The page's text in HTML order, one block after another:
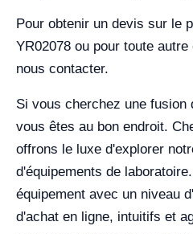
Pour obtenir un devis sur le
YR02078 ou pour toute
nous contacter.
Si vous cherchez une fusion
vous êtes au bon endroit.
offrons le luxe d'explorer
d'équipements de
équipement avec un niveau
d'achat en ligne, intuitifs et